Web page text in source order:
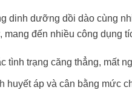
dinh dưỡng dồi dào cùng
mang đến nhiều công dụng
tình trạng căng thẳng, mất
huyết áp và cân bằng mức